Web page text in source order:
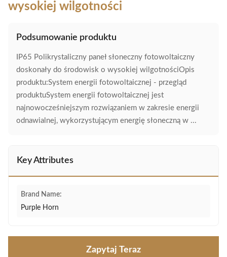
wysokiej wilgotności
Podsumowanie produktu
IP65 Polikrystaliczny paneł słoneczny fotowoltaiczny
doskonały do środowisk o wysokiej wilgotnościOpis
produktu:System energii fotowoltaicznej - przegląd
produktuSystem energii fotowoltaicznej jest
najnowocześniejszym rozwiązaniem w zakresie energii
odnawialnej, wykorzystującym energię słoneczną w ...
Key Attributes
Brand Name:
Purple Horn
Zapytaj Teraz